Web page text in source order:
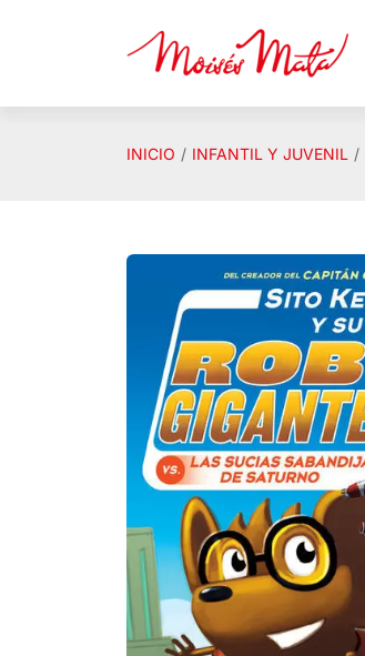
INICIO INFANTIL Y JUVENIL